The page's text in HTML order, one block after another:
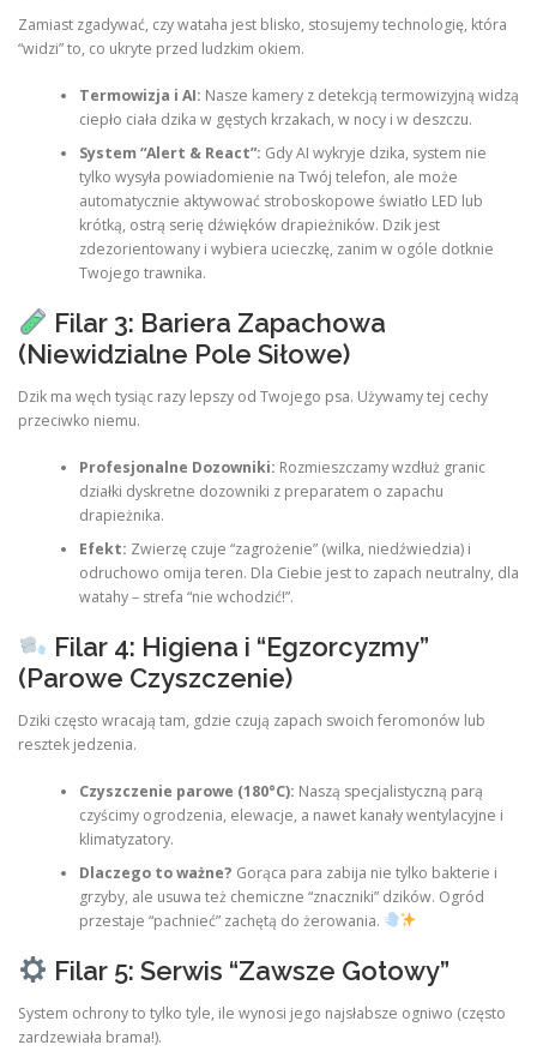
Zamiast zgadywać, czy wataha jest blisko, stosujemy technologię, która
“widzi” to, co ukryte przed ludzkim okiem.
Termowizja i AI: Nasze kamery z detekcją termowizyjną widzą
ciepło ciała dzika w gęstych krzakach, w nocy i w deszczu.
System “Alert & React”: Gdy AI wykryje dzika, system nie
tylko wysyła powiadomienie na Twój telefon, ale może
automatycznie aktywować stroboskopowe światło LED lub
krótką, ostrą serię dźwięków drapieżników. Dzik jest
zdezorientowany i wybiera ucieczkę, zanim w ogóle dotknie
Twojego trawnika.
Filar 3: Bariera Zapachowa
(Niewidzialne Pole Siłowe)
Dzik ma węch tysiąc razy lepszy od Twojego psa. Używamy tej cechy
przeciwko niemu.
Profesjonalne Dozowniki: Rozmieszczamy wzdłuż granic
działki dyskretne dozowniki z preparatem o zapachu
drapieżnika.
Efekt: Zwierzę czuje “zagrożenie” (wilka, niedźwiedzia) i
odruchowo omija teren. Dla Ciebie jest to zapach neutralny, dla
watahy – strefa “nie wchodzić!”.
Filar 4: Higiena i “Egzorcyzmy”
(Parowe Czyszczenie)
Dziki często wracają tam, gdzie czują zapach swoich feromonów lub
resztek jedzenia.
Czyszczenie parowe (180°C): Naszą specjalistyczną parą
czyścimy ogrodzenia, elewacje, a nawet kanały wentylacyjne i
klimatyzatory.
Dlaczego to ważne? Gorąca para zabija nie tylko bakterie i
grzyby, ale usuwa też chemiczne “znaczniki” dzików. Ogród
przestaje “pachnieć” zachętą do żerowania.
Filar 5: Serwis “Zawsze Gotowy”
System ochrony to tylko tyle, ile wynosi jego najsłabsze ogniwo (często
zardzewiała brama!).